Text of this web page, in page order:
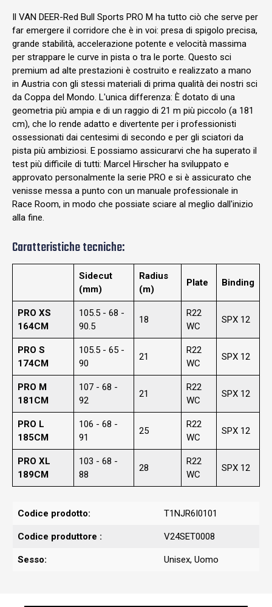
Il VAN DEER-Red Bull Sports PRO M ha tutto ciò che serve per
far emergere il corridore che è in voi: presa di spigolo precisa,
grande stabilità, accelerazione potente e velocità massima
per strappare le curve in pista o tra le porte. Questo sci
premium ad alte prestazioni è costruito e realizzato a mano
in Austria con gli stessi materiali di prima qualità dei nostri sci
da Coppa del Mondo. L'unica differenza: È dotato di una
geometria più ampia e di un raggio di 21 m più piccolo (a 181
cm), che lo rende adatto e divertente per i professionisti
ossessionati dai centesimi di secondo e per gli sciatori da
pista più ambiziosi. E possiamo assicurarvi che ha superato il
test più difficile di tutti: Marcel Hirscher ha sviluppato e
approvato personalmente la serie PRO e si è assicurato che
venisse messa a punto con un manuale professionale in
Race Room, in modo che possiate sciare al meglio dall'inizio
alla fine.
Caratteristiche tecniche:
Sidecut
(mm)
Radius
(m)
Plate Binding
PRO XS
164CM
105.5 - 68 -
90.5
18
R22
WC
SPX 12
PRO S
174CM
105.5 - 65 -
90
21
R22
WC
SPX 12
PRO M
181CM
107 - 68 -
92
21
R22
WC
SPX 12
PRO L
185CM
106 - 68 -
91
25
R22
WC
SPX 12
PRO XL
189CM
103 - 68 -
88
28
R22
WC
SPX 12
Codice prodotto: T1NJR6I0101
Codice produttore : V24SET0008
Sesso: Unisex, Uomo